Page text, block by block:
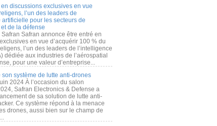
discussions exclusives en vue
l’un des leaders de
artificielle pour les secteurs de
et de la défense
Safran annonce être entré en
en vue d’acquérir 100 % du
l’un des leaders de l’intelligence
dédiée aux industries de l’aérospatial
pour une valeur d’entreprise...
son système de lutte anti-drones
2024 À l’occasion du salon
Safran Electronics & Defense a
de sa solution de lutte anti-
Ce système répond à la menace
drones, aussi bien sur le champ de